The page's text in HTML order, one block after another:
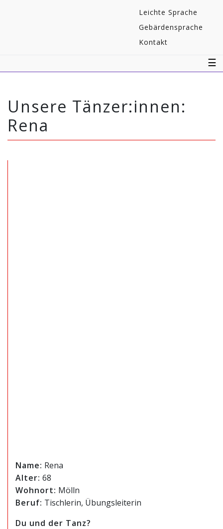
Leichte Sprache
Gebärdensprache
Kontakt
☰
Unsere Tänzer:innen:
Rena
Name: Rena
Alter: 68
Wohnort: Mölln
Beruf: Tischlerin, Übungsleiterin
Du und der Tanz?